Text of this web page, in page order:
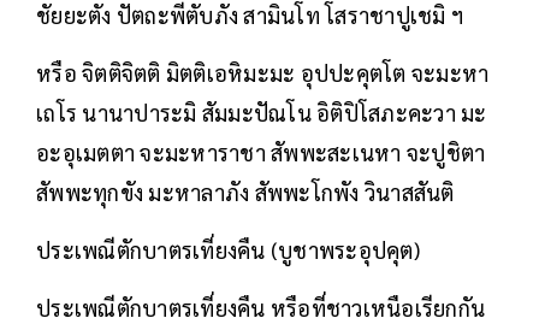
ชัยยะตัง ปัตถะพีตับภัง สามินโท โสราชาปูเชมิ ฯ
หรือ จิตติจิตติ มิตติเอหิมะมะ อุปปะคุตโต จะมะหา
เถโร นานาปาระมิ สัมมะปัณโน อิติปิโสภะคะวา มะ
อะอุเมตตา จะมะหาราชา สัพพะสะเนหา จะปูชิตา
สัพพะทุกขัง มะหาลาภัง สัพพะโกพัง วินาสสันติ
ประเพณีตักบาตรเที่ยงคืน (บูชาพระอุปคุต)
ประเพณีตักบาตรเที่ยงคืน หรือที่ชาวเหนือเรียกกัน